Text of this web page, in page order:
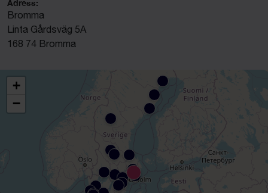
Adress:
Bromma
Linta Gårdsväg 5A
168 74 Bromma
+
−